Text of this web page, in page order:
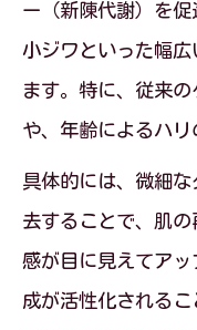
ー（新陳代謝）を促
小ジワといった幅
ます。特に、従来
や、年齢によるハリ
具体的には、微細
去することで、肌
感が目に見えてア
成が活性化される